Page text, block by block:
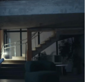
para la iniciativa.
tecnología que
ferozmente la
necesitamos
la comunidad.
un “doble